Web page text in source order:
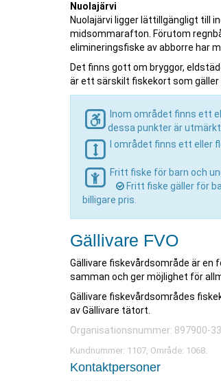
Nuolajärvi
Nuolajärvi ligger lättillgängligt till
midsommarafton. Förutom
elimineringsfiske av abborre har
Det finns gott om bryggor,
är ett särskilt fiskekort som gäller
Inom området finns ett
dessa punkter är
I området finns ett eller
Fritt fiske för barn och
Fritt fiske gäller för
billigare pris.
Gällivare FVO
Gällivare fiskevårdsområde är en
samman och ger möjlighet för
Gällivare fiskevårdsområdes
av Gällivare tätort.
Organisationsnummer: 897900-
Kundnummer: 1107, Område: 1068.
Kontaktpersoner